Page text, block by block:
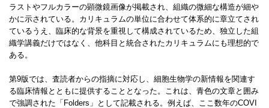
ラストやフルカラーの顕微鏡画像が掲載され、組織の微細な構造が細や
かに示されている。カリキュラムの単位に合わせて体系的に章立てされ
ているうえ、臨床的な背景を重視して構成されているため、独立した組
織学講義だけではなく、他科目と統合されたカリキュラムにも理想的で
ある。
第9版では、査読者からの指摘に対応し、細胞生物学の新情報を関連す
る臨床情報とともに提供することとなった。これは、青色の文章と囲み
で強調された「Folders」として記載される。例えば、ここ数年のCOVI